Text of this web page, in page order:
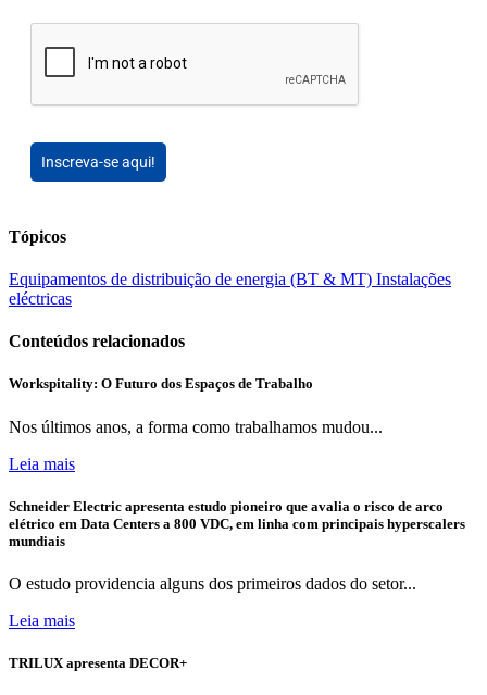
Inscreva-se aqui!
Tópicos
Equipamentos de distribuição de energia (BT & MT) Instalações
eléctricas
Conteúdos relacionados
Workspitality: O Futuro dos Espaços de Trabalho
Nos últimos anos, a forma como trabalhamos mudou...
Leia mais
Schneider Electric apresenta estudo pioneiro que avalia o risco de arco
elétrico em Data Centers a 800 VDC, em linha com principais hyperscalers
mundiais
O estudo providencia alguns dos primeiros dados do setor...
Leia mais
TRILUX apresenta DECOR+